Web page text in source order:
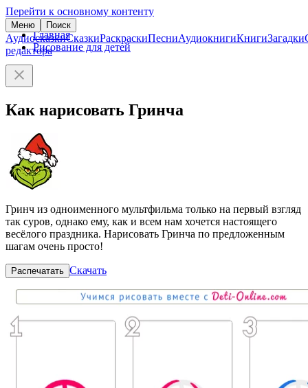
Перейти к основному контенту
Меню Поиск
АудиосказкиСказкиРаскраскиПесниАудиокнигиКнигиЗагадки
редактора
Главная
Рисование для детей
Как нарисовать Гринча
Гринч из одноименного мультфильма только на первый взгляд
так суров, однако ему, как и всем нам хочется настоящего
весёлого праздника. Нарисовать Гринча по предложенным
шагам очень просто!
Распечатать Скачать